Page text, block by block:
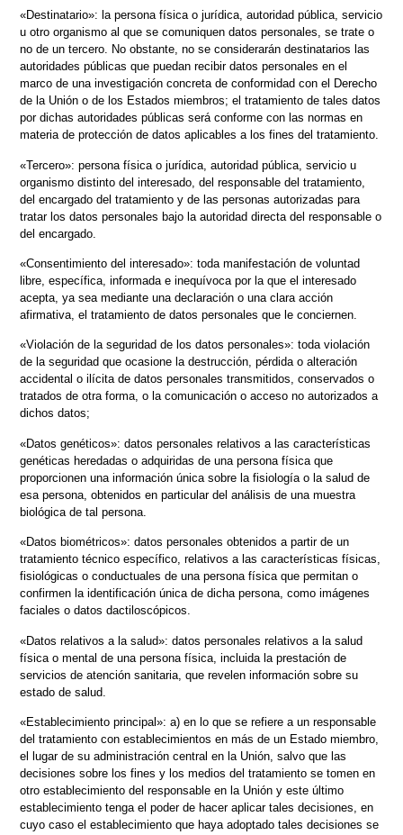
«Destinatario»: la persona física o jurídica, autoridad pública, servicio
u otro organismo al que se comuniquen datos personales, se trate o
no de un tercero. No obstante, no se considerarán destinatarios las
autoridades públicas que puedan recibir datos personales en el
marco de una investigación concreta de conformidad con el Derecho
de la Unión o de los Estados miembros; el tratamiento de tales datos
por dichas autoridades públicas será conforme con las normas en
materia de protección de datos aplicables a los fines del tratamiento.
«Tercero»: persona física o jurídica, autoridad pública, servicio u
organismo distinto del interesado, del responsable del tratamiento,
del encargado del tratamiento y de las personas autorizadas para
tratar los datos personales bajo la autoridad directa del responsable o
del encargado.
«Consentimiento del interesado»: toda manifestación de voluntad
libre, específica, informada e inequívoca por la que el interesado
acepta, ya sea mediante una declaración o una clara acción
afirmativa, el tratamiento de datos personales que le conciernen.
«Violación de la seguridad de los datos personales»: toda violación
de la seguridad que ocasione la destrucción, pérdida o alteración
accidental o ilícita de datos personales transmitidos, conservados o
tratados de otra forma, o la comunicación o acceso no autorizados a
dichos datos;
«Datos genéticos»: datos personales relativos a las características
genéticas heredadas o adquiridas de una persona física que
proporcionen una información única sobre la fisiología o la salud de
esa persona, obtenidos en particular del análisis de una muestra
biológica de tal persona.
«Datos biométricos»: datos personales obtenidos a partir de un
tratamiento técnico específico, relativos a las características físicas,
fisiológicas o conductuales de una persona física que permitan o
confirmen la identificación única de dicha persona, como imágenes
faciales o datos dactiloscópicos.
«Datos relativos a la salud»: datos personales relativos a la salud
física o mental de una persona física, incluida la prestación de
servicios de atención sanitaria, que revelen información sobre su
estado de salud.
«Establecimiento principal»: a) en lo que se refiere a un responsable
del tratamiento con establecimientos en más de un Estado miembro,
el lugar de su administración central en la Unión, salvo que las
decisiones sobre los fines y los medios del tratamiento se tomen en
otro establecimiento del responsable en la Unión y este último
establecimiento tenga el poder de hacer aplicar tales decisiones, en
cuyo caso el establecimiento que haya adoptado tales decisiones se